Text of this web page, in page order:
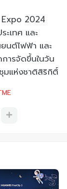
2024
เทศ และ
นต์ไฟฟ้า และ
ารจัดขึ้นในวัน
มแห่งชาติสิริกิติ์